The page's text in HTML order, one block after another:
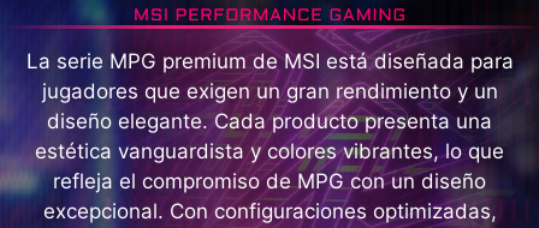
La serie MPG premium de MSI está diseñada para
jugadores que exigen un gran rendimiento y un
diseño elegante. Cada producto presenta una
estética vanguardista y colores vibrantes, lo que
refleja el compromiso de MPG con un diseño
excepcional. Con configuraciones optimizadas,